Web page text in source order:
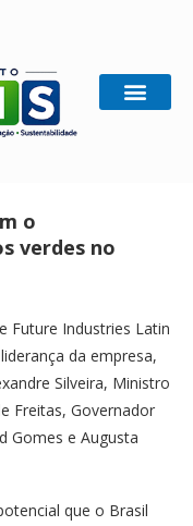
o
verdes no
Future Industries Latin
da empresa,
Silveira, Ministro
Freitas, Governador
Gomes e Augusta
que o Brasil